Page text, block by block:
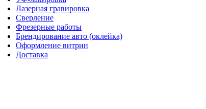
Лазерная гравировка
Сверление
Фрезерные работы
Брендирование авто (оклейка)
Оформление витрин
Доставка